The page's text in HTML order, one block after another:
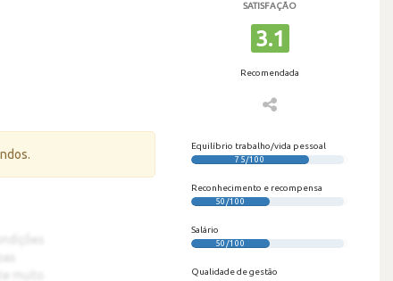
SATISFAÇÃO
3.1
Recomendada
Equilíbrio trabalho/vida pessoal
75/100
Reconhecimento e recompensa
50/100
Salário
50/100
Qualidade de gestão